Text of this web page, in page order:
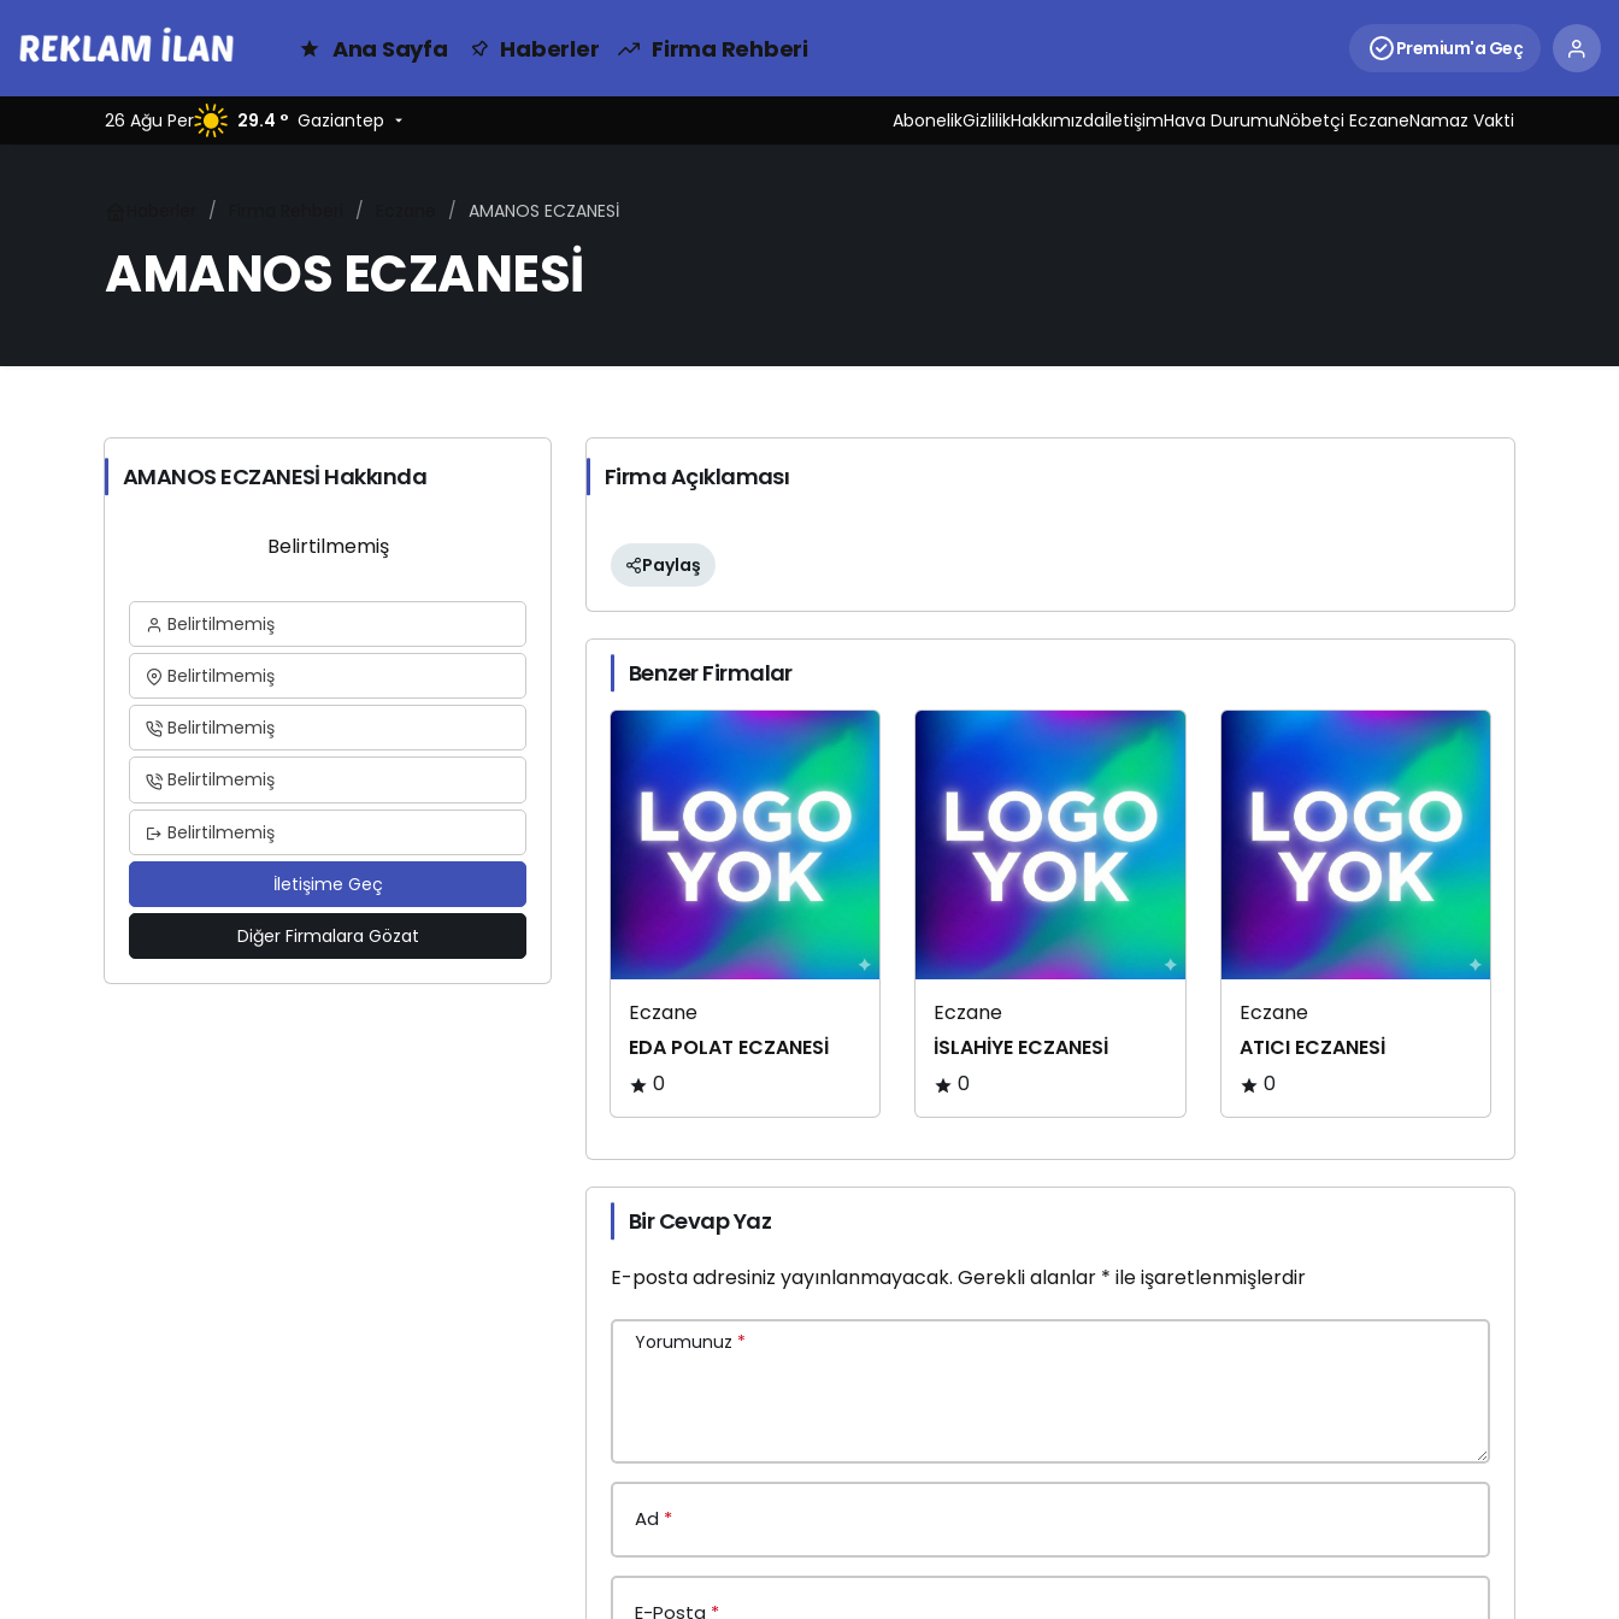
Ana Sayfa Haberler Firma Rehberi Premium'a Geç
26 Ağu Per 29.4 ° Gaziantep AbonelikGizlilikHakkımızdaİletişimHava DurumuNöbetçi EczaneNamaz Vakti
AMANOS ECZANESİ
AMANOS ECZANESİ
AMANOS ECZANESİ Hakkında
Belirtilmemiş
Belirtilmemiş
Belirtilmemiş
Belirtilmemiş
Belirtilmemiş
Belirtilmemiş
İletişime Geç
Diğer Firmalara Gözat
Firma Açıklaması
Paylaş
Benzer Firmalar
Eczane
EDA POLAT ECZANESİ
0
Eczane
İSLAHİYE ECZANESİ
0
Eczane
ATICI ECZANESİ
0
Bir Cevap Yaz
E-posta adresiniz yayınlanmayacak. Gerekli alanlar * ile işaretlenmişlerdir
Yorumunuz *
Ad *
E-Posta *